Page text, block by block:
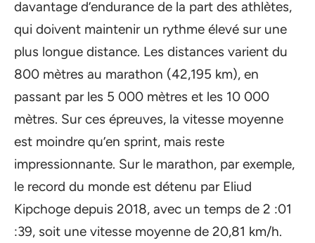
davantage d’endurance de la part des athlètes,
qui doivent maintenir un rythme élevé sur une
plus longue distance. Les distances varient du
800 mètres au marathon (42,195 km), en
passant par les 5 000 mètres et les 10 000
mètres. Sur ces épreuves, la vitesse moyenne
est moindre qu’en sprint, mais reste
impressionnante. Sur le marathon, par exemple,
le record du monde est détenu par Eliud
Kipchoge depuis 2018, avec un temps de 2 :01
:39, soit une vitesse moyenne de 20,81 km/h.